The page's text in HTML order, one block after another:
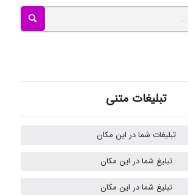
تبلیغات متنی
تبلیغات شما در این مکان
تبلیغ شما در این مکان
تبلیغ شما در این مکان